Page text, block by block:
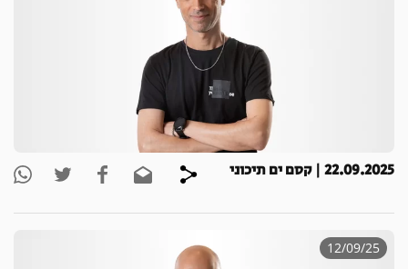
22.09.2025 | קסם ים תיכוני
12/09/25